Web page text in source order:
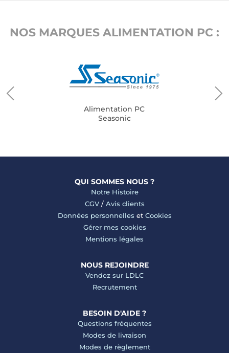
NOS MARQUES ALIMENTATION PC :
Alimentation PC
Seasonic
QUI SOMMES NOUS ?
Notre Histoire
CGV/ Avis clients
Données personnelles et Cookies
Gérer mes cookies
Mentions légales
NOUS REJOINDRE
Vendez sur LDLC
Recrutement
BESOIN D'AIDE ?
Questions fréquentes
Modes de livraison
Modes de règlement